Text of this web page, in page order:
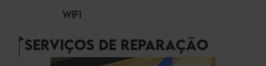
WIFI
SERVIÇOS DE REPARAÇÃO